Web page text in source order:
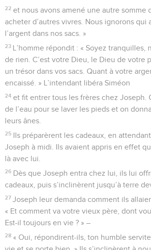
22 et nous avons amené une autre somme
acheter d’autres vivres. Nous ignorons qui
l’argent dans nos sacs. »
23 L’homme répondit : « Soyez tranquilles,
de rien. C’est votre Dieu, le Dieu de votre
un trésor dans vos sacs. Quant à votre
encaissé. » L’intendant libéra Siméon
24 et fit entrer tous les frères chez Joseph.
de l’eau pour se laver les pieds et on
leurs ânes.
25 Ils préparèrent les cadeaux, en
Joseph à midi. Ils avaient appris en effet
là avec lui.
26 Dès que Joseph entra chez lui, ils lui
cadeaux, puis s’inclinèrent jusqu’à terre
27 Joseph leur demanda comment ils
« Et comment va votre vieux père, dont
Est-il toujours en vie ? » –
28 « Oui, répondirent-ils, ton humble